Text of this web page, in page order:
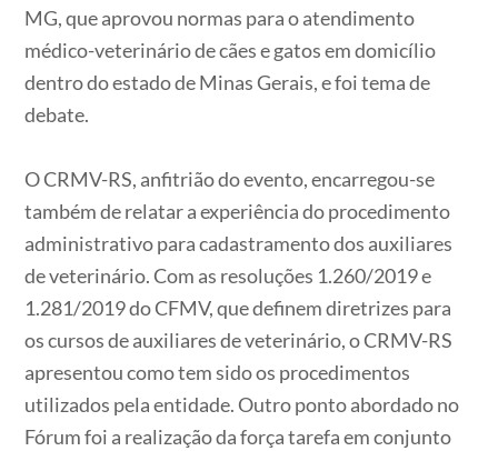
MG, que aprovou normas para o atendimento
médico-veterinário de cães e gatos em domicílio
dentro do estado de Minas Gerais, e foi tema de
debate.
O CRMV-RS, anfitrião do evento, encarregou-se
também de relatar a experiência do procedimento
administrativo para cadastramento dos auxiliares
de veterinário. Com as resoluções 1.260/2019 e
1.281/2019 do CFMV, que definem diretrizes para
os cursos de auxiliares de veterinário, o CRMV-RS
apresentou como tem sido os procedimentos
utilizados pela entidade. Outro ponto abordado no
Fórum foi a realização da força tarefa em conjunto